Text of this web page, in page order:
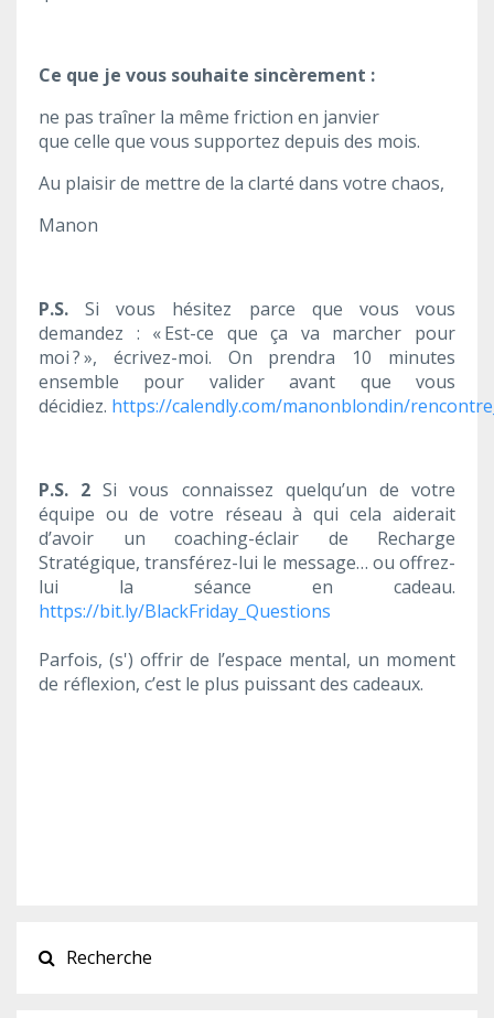
Ce que je vous souhaite sincèrement :
ne pas traîner la même friction en janvier
que celle que vous supportez depuis des mois.
Au plaisir de mettre de la clarté dans votre chaos,
Manon
P.S.
Si vous hésitez parce que vous vous
demandez : « Est-ce que ça va marcher pour
moi ? », écrivez-moi. On prendra 10 minutes
ensemble pour valider avant que vous
décidiez. https://calendly.com/manonblondin/
P.S. 2 Si vous connaissez quelqu’un de votre
équipe ou de votre réseau à qui cela aiderait
d’avoir un coaching-éclair de Recharge
Stratégique, transférez-lui le message… ou offrez-
lui la séance en cadeau.
https://bit.ly/BlackFriday_Questions
Parfois, (s') offrir de l’espace mental, un moment
de réflexion, c’est le plus puissant des cadeaux.